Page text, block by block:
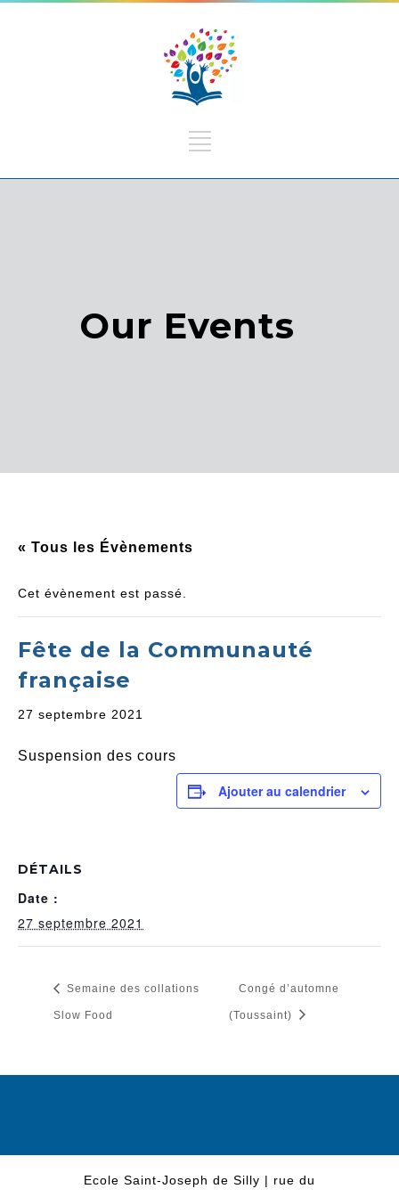
Our Events
« Tous les Évènements
Cet évènement est passé.
Fête de la Communauté
française
27 septembre 2021
Suspension des cours
Ajouter au calendrier
DÉTAILS
Date :
27 septembre 2021
Semaine des collations
Slow Food
Congé d’automne
(Toussaint)
Ecole Saint-Joseph de Silly | rue du